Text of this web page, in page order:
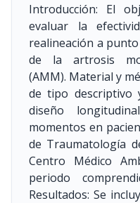
Introducción: El
evaluar la
realineación a
de la artrosis
(AMM). Material y
de tipo descriptivo
diseño
momentos en
de Traumatología
Centro Médico
periodo
Resultados: Se